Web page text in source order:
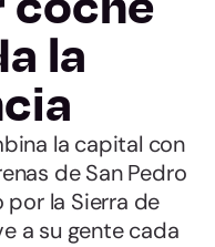
la
la capital con
de San Pedro
por la Sierra de
a su gente cada